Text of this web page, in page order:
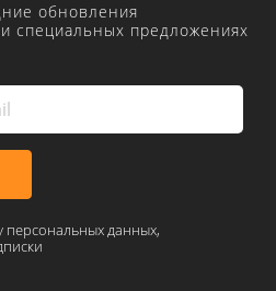
обновления
специальных предложениях
персональных данных,